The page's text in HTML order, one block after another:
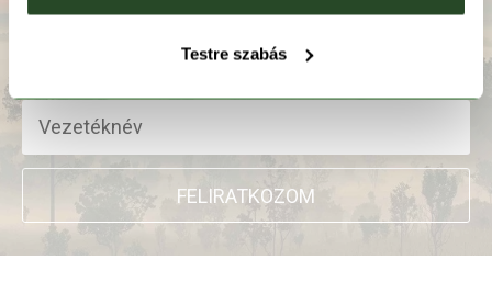
Testre szabás
FELIRATKOZOM